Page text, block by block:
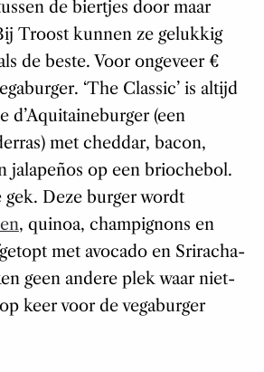
de biertjes door maar
Troost kunnen ze gelukkig
de beste. Voor ongeveer €
‘The Classic’ is altijd
d’Aquitaineburger (een
met cheddar, bacon,
jalapeños op een briochebol.
gek. Deze burger wordt
, quinoa, champignons en
met avocado en Sriracha-
geen andere plek waar niet-
keer voor de vegaburger